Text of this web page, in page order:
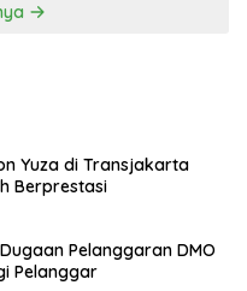
Yuza di Transjakarta
Berprestasi
Pelanggaran DMO
Pelanggar